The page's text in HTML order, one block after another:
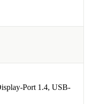
Port 1.4, USB-